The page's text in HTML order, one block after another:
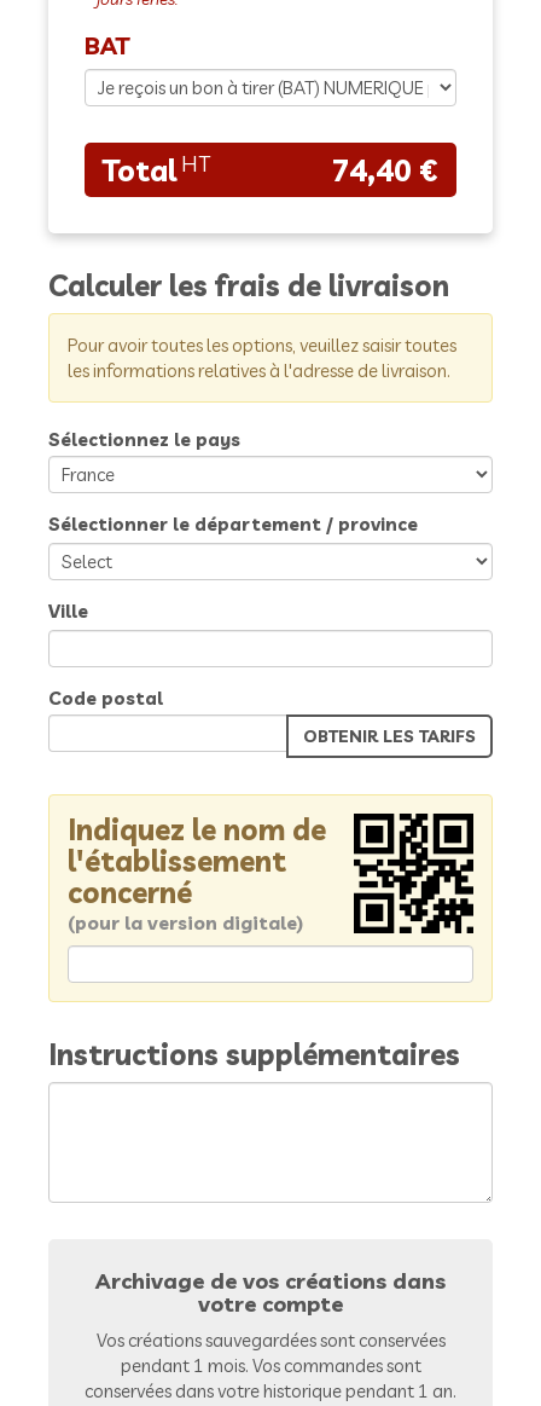
BAT
74,40 €
Calculer les frais de livraison
Pour avoir toutes les options, veuillez saisir toutes
les informations relatives à l'adresse de livraison.
Sélectionnez le pays
Sélectionner le département / province
Ville
Code postal
Indiquez le nom de
l'établissement
concerné
(pour la version digitale)
Instructions supplémentaires
Archivage de vos créations dans
votre compte
Vos créations sauvegardées sont conservées
pendant 1 mois. Vos commandes sont
conservées dans votre historique pendant 1 an.